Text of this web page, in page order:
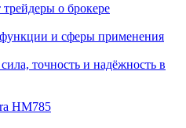
о брокере
и сферы применения
точность и надёжность в
HM785